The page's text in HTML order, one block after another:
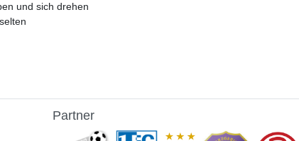
und sich drehen
Partner